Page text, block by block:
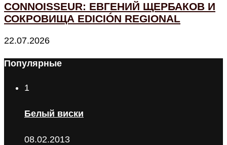
CONNOISSEUR: ЕВГЕНИЙ ЩЕРБАКОВ И
СОКРОВИЩА EDICIÓN REGIONAL
22.07.2026
Популярные
1
Белый виски
08.02.2013